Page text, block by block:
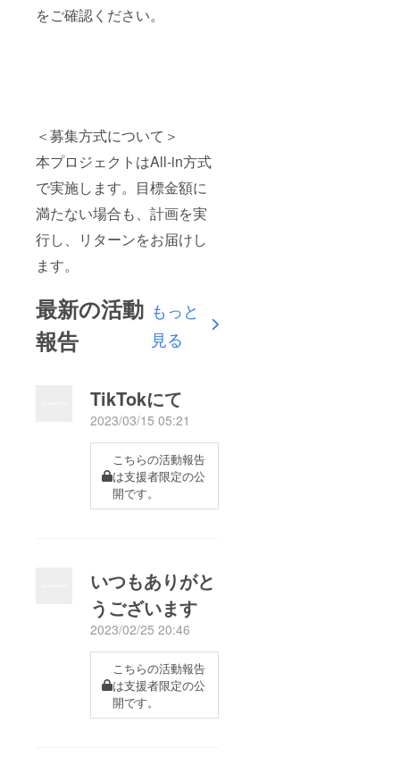
をご確認ください。
＜募集方式について＞
本プロジェクトはAll-in方式
で実施します。目標金額に
満たない場合も、計画を実
行し、リターンをお届けし
ます。
最新の活動
報告
もっと
見る
TikTokにて
2023/03/15 05:21
こちらの活動報告
は支援者限定の公
開です。
いつもありがと
うございます
2023/02/25 20:46
こちらの活動報告
は支援者限定の公
開です。